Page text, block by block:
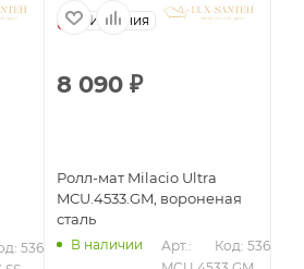
53643
Испания
8 090 ₽
Ролл-мат Milacio Ultra
MCU.4533.GM, вороненая
сталь
В наличии
Арт.:
Код: 53642